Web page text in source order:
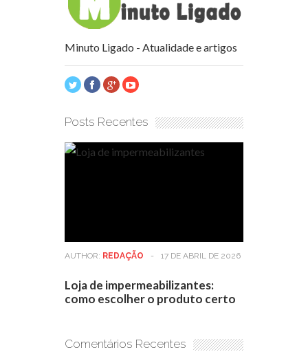
Minuto Ligado - Atualidade e artigos
Posts Recentes
AUTHOR: REDAÇÃO - 17 DE ABRIL DE 2026
Loja de impermeabilizantes:
como escolher o produto certo
Comentários Recentes